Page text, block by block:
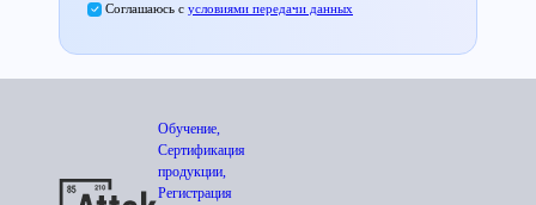
Соглашаюсь с условиями передачи данных
Обучение,
Сертификация
продукции,
Регистрация